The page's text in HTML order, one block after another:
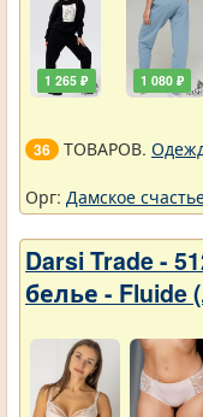
1 265 ₽ 1 080 ₽
36 ТОВАРОВ.
Орг: Дамское
Darsi Trade -
белье - Fluide